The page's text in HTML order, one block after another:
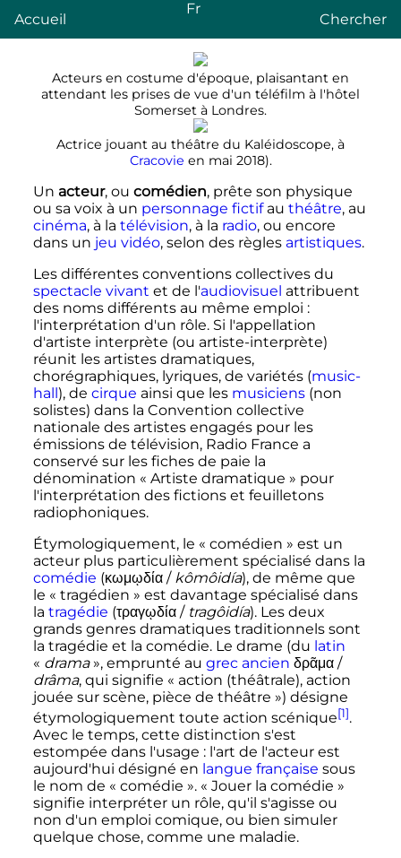
Accueil
Fr
Chercher
Acteurs en costume d'époque, plaisantant en
attendant les prises de vue d'un téléfilm à l'hôtel
Somerset à Londres.
Actrice jouant au théâtre du Kaléidoscope, à
Cracovie en mai 2018).
Un acteur, ou comédien, prête son physique
ou sa voix à un personnage fictifau théâtre, au
cinéma, à la télévision, à la radio, ou encore
dans un jeu vidéo, selon des règles artistiques.
Les différentes conventions collectives du
spectacle vivant et de l'audiovisuel attribuent
des noms différents au même emploi :
l'interprétation d'un rôle. Si l'appellation
d'artiste interprète (ou artiste-interprète)
réunit les artistes dramatiques,
chorégraphiques, lyriques, de variétés (music-
hall), de cirque ainsi que les musiciens(non
solistes) dans la Convention collective
nationale des artistes engagés pour les
émissions de télévision, Radio France a
conservé sur les fiches de paie la
dénomination « Artiste dramatique » pour
l'interprétation des fictions et feuilletons
radiophoniques.
Étymologiquement, le « comédien » est un
acteur plus particulièrement spécialisé dans la
comédie (κωμῳδία / kômôidía), de même que
le « tragédien » est davantage spécialisé dans
la tragédie (τραγῳδία / tragôidía). Les deux
grands genres dramatiques traditionnels sont
la tragédie et la comédie. Le drame (du latin
« drama », emprunté au grec ancien δρᾶμα /
drâma, qui signifie « action (théâtrale), action
jouée sur scène, pièce de théâtre ») désigne
étymologiquement toute action scénique[1].
Avec le temps, cette distinction s'est
estompée dans l'usage : l'art de l'acteur est
aujourd'hui désigné en langue française sous
le nom de « comédie ». « Jouer la comédie »
signifie interpréter un rôle, qu'il s'agisse ou
non d'un emploi comique, ou bien simuler
quelque chose, comme une maladie.